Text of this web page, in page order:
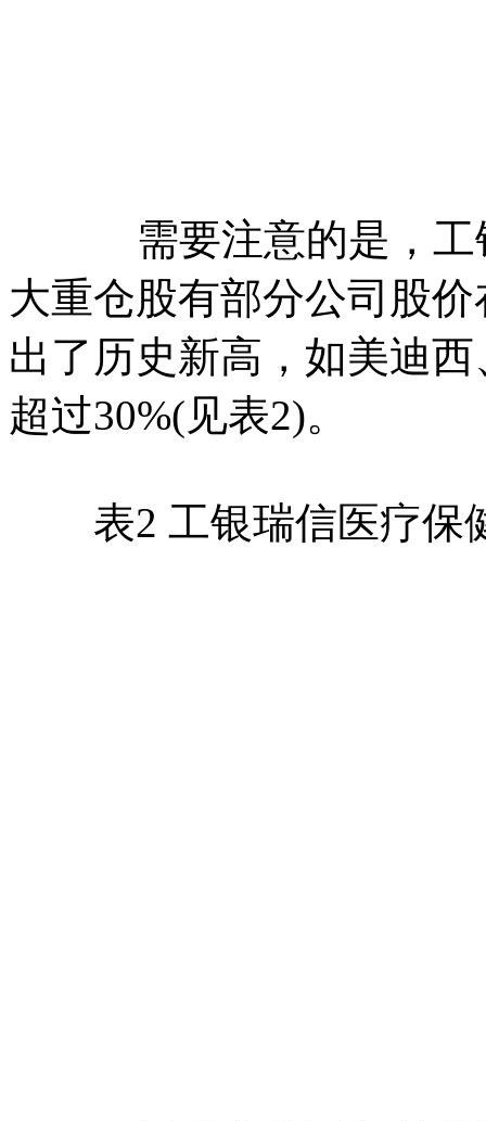
需要注意的是，工银
大重仓股有部分公司股
出了历史新高，如美迪
超过30%(见表2)。
表2 工银瑞信医疗保